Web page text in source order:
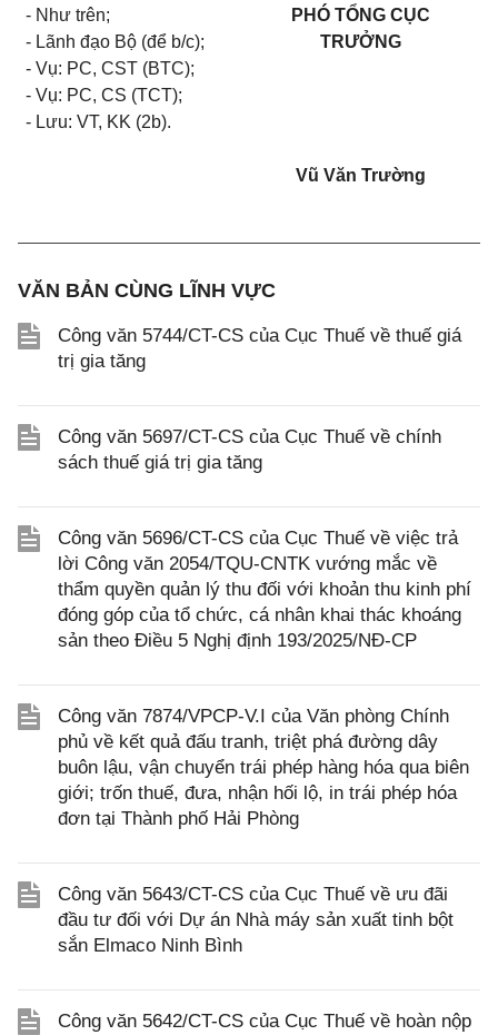
- Như trên;
- Lãnh đạo Bộ (để b/c);
- Vụ: PC, CST (BTC);
- Vụ: PC, CS (TCT);
- Lưu: VT, KK (2b).
PHÓ TỔNG CỤC
TRƯỞNG
Vũ Văn Trường
VĂN BẢN CÙNG LĨNH VỰC
Công văn 5744/CT-CS của Cục Thuế về thuế giá
trị gia tăng
Công văn 5697/CT-CS của Cục Thuế về chính
sách thuế giá trị gia tăng
Công văn 5696/CT-CS của Cục Thuế về việc trả
lời Công văn 2054/TQU-CNTK vướng mắc về
thẩm quyền quản lý thu đối với khoản thu kinh phí
đóng góp của tổ chức, cá nhân khai thác khoáng
sản theo Điều 5 Nghị định 193/2025/NĐ-CP
Công văn 7874/VPCP-V.I của Văn phòng Chính
phủ về kết quả đấu tranh, triệt phá đường dây
buôn lậu, vận chuyển trái phép hàng hóa qua biên
giới; trốn thuế, đưa, nhận hối lộ, in trái phép hóa
đơn tại Thành phố Hải Phòng
Công văn 5643/CT-CS của Cục Thuế về ưu đãi
đầu tư đối với Dự án Nhà máy sản xuất tinh bột
sắn Elmaco Ninh Bình
Công văn 5642/CT-CS của Cục Thuế về hoàn nộp